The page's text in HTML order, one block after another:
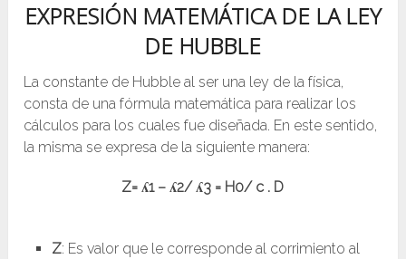
EXPRESIÓN MATEMÁTICA DE LA LEY
DE HUBBLE
La constante de Hubble al ser una ley de la física,
consta de una fórmula matemática para realizar los
cálculos para los cuales fue diseñada. En este sentido,
la misma se expresa de la siguiente manera:
Z= ʎ1 – ʎ2/ ʎ3 = H0/ c . D
Z: Es valor que le corresponde al corrimiento al